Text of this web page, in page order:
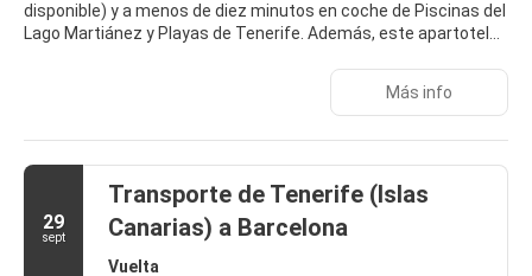
disponible) y a menos de diez minutos en coche de Piscinas del
Lago Martiánez y Playas de Tenerife. Además, este apartotel
Teide y a 0,5 km de Parque canino Taoro Can.
otras instalaciones recreativas, como una sauna y un karaoke.
Encontrarás además conexión a Internet wifi gratis, servicios
de conserjería y una tienda de recuerdos. Podrás aprovechar el
servicio de transporte gratuito, que te llevará hasta a 1.5 km de
distancia.
Más info
29
sept
Transporte de Tenerife (Islas
Canarias) a Barcelona
Vuelta